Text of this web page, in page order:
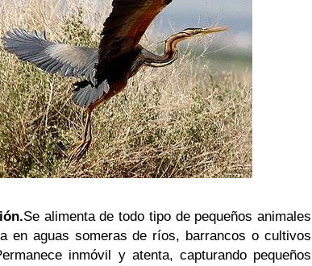
Se alimenta de todo tipo de pequeños animales
en aguas someras de ríos, barrancos o cultivos
inmóvil y atenta, capturando pequeños